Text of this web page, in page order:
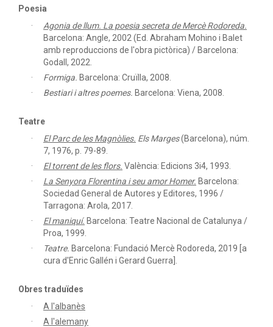
Poesia
Agonia de llum. La poesia secreta de Mercè Rodoreda.
Barcelona: Angle, 2002 (Ed. Abraham Mohino i Balet
amb reproduccions de l'obra pictòrica) / Barcelona:
Godall, 2022.
Formiga. Barcelona: Cruïlla, 2008.
Bestiari i altres poemes. Barcelona: Viena, 2008.
Teatre
El Parc de les Magnòlies. Els Marges(Barcelona), núm.
7, 1976, p. 79-89.
El torrent de les flors. València: Edicions 3i4, 1993.
La Senyora Florentina i seu amor Homer. Barcelona:
Sociedad General de Autores y Editores, 1996 /
Tarragona: Arola, 2017.
El maniquí. Barcelona: Teatre Nacional de Catalunya /
Proa, 1999.
Teatre. Barcelona: Fundació Mercè Rodoreda, 2019 [a
cura d'Enric Gallén i Gerard Guerra].
Obres traduïdes
A l'albanès
A l'alemany